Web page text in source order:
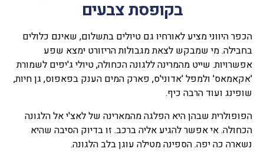
בקופסת צבעים
הכפר היווני מציע לאורחיו גם טיולים בתשלום, שאינם כלולים
בחבילה. מי שמבקש לצאת מגבולות הריזורט ימצא שפע
אפשרויות. שייט מהמרינה ללגונה הכחולה, טיולי ג'יפים לשמורת
'אקאמאס' ולמפל 'אדוני'ס, פארק המים הענק בפאפוס, גן חיות,
שופינג ועוד הרבה כיף.
הפופולרית שבהן היא הפלגה מהמארינה של לאצ'י אל הלגונה
הכחולה. אי אפשר להגיע אליה ברכב. זו בדיוק הסיבה שהיא
נשארה כה יפה. הספינה מטילה עוגן בלב הלגונה.